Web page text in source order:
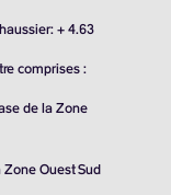
+ 4.63
comprises :
de la Zone
Ouest Sud